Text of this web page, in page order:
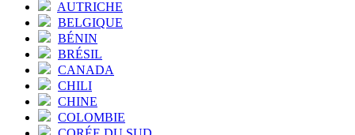
AUTRICHE
BELGIQUE
BÉNIN
BRÉSIL
CANADA
CHILI
CHINE
COLOMBIE